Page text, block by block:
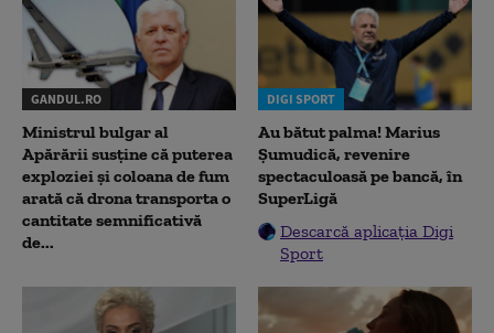
GANDUL.RO
Ministrul bulgar al
Apărării susține că puterea
exploziei și coloana de fum
arată că drona transporta o
cantitate semnificativă
de...
DIGI SPORT
Au bătut palma! Marius
Șumudică, revenire
spectaculoasă pe bancă, în
SuperLigă
Descarcă aplicația Digi
Sport